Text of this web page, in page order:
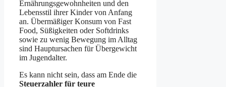
Ernährungsgewohnheiten und den
Lebensstil ihrer Kinder von Anfang
an. Übermäßiger Konsum von Fast
Food, Süßigkeiten oder Softdrinks
sowie zu wenig Bewegung im Alltag
sind Hauptursachen für Übergewicht
im Jugendalter.
Es kann nicht sein, dass am Ende die
Steuerzahler für teure